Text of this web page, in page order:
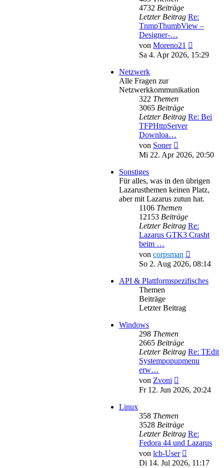
4732 Beiträge
Letzter Beitrag Re:
TnmpThumbView –
Designer-…
von Moreno21
Beitrag
Sa 4. Apr 2026, 15:29
Netzwerk
Alle Fragen zur
Netzwerkkommunikation
322 Themen
3065 Beiträge
Letzter Beitrag Re: Bei
TFPHttpServer
Downloa…
von Soner
Beitrag
Mi 22. Apr 2026, 20:50
Sonstiges
Für alles, was in den übrigen
Lazarusthemen keinen Platz,
aber mit Lazarus zutun hat.
1106 Themen
12153 Beiträge
Letzter Beitrag Re:
Lazarus GTK3 Crasht
beim …
von corpsman
Beitrag
So 2. Aug 2026, 08:14
API & Plattformspezifisches
Themen
Beiträge
Letzter Beitrag
Windows
298 Themen
2665 Beiträge
Letzter Beitrag Re: TEdit
Systempopupmenu
erw…
von Zvoni
Beitrag
Fr 12. Jun 2026, 20:24
Linux
358 Themen
3528 Beiträge
Letzter Beitrag Re:
Fedora 44 und Lazarus
von lcb-User
Beitrag
Di 14. Jul 2026, 11:17